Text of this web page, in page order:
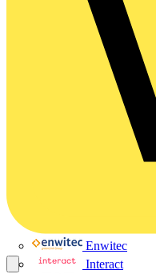
Enwitec
Interact